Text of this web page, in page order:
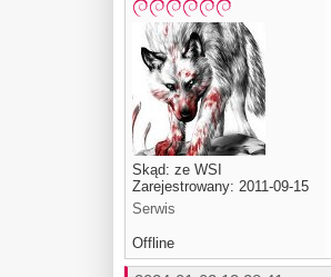
Skąd: ze WSI
Zarejestrowany: 2011-09-15
Serwis
Offline